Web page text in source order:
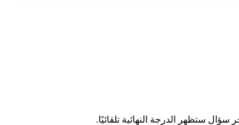
ستظهر الدرجة النهائية تلقائيًا.